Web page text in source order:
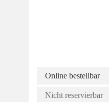
Online bestellbar
Nicht reservierbar